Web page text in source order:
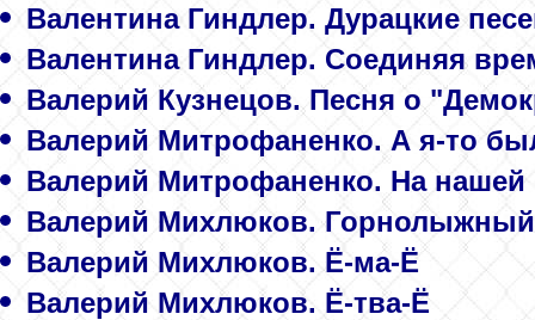
Валентина Гиндлер. Дурацкие
Валентина Гиндлер. Соединяя
Валерий Кузнецов. Песня о
Валерий Митрофаненко. А я-то
Валерий Митрофаненко. На нашей
Валерий Михлюков.
Валерий Михлюков. Ё-ма-Ё
Валерий Михлюков. Ё-тва-Ё